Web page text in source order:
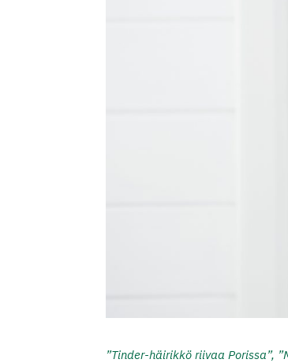
”Tinder-häirikkö riivaa Porissa”,